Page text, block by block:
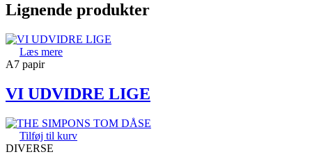
Lignende produkter
Læs mere
A7 papir
VI UDVIDRE LIGE
Tilføj til kurv
DIVERSE